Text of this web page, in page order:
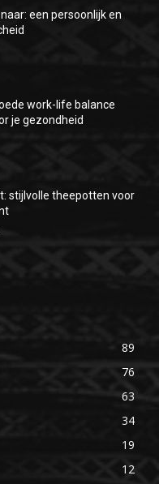
een persoonlijk en
work-life balance
je gezondheid
stijlvolle theepotten voor
89
76
63
34
19
12